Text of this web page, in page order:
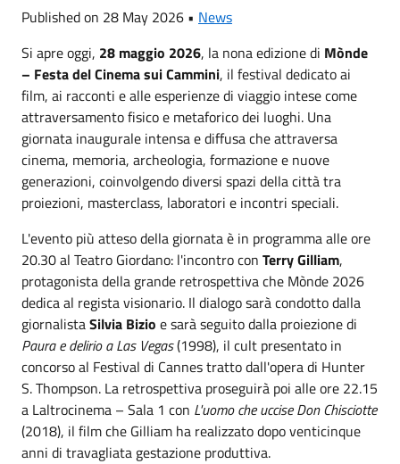
Published on 28 May 2026 • News
Si apre oggi, 28 maggio 2026, la nona edizione di Mònde
– Festa del Cinema sui Cammini, il festival dedicato ai
film, ai racconti e alle esperienze di viaggio intese come
attraversamento fisico e metaforico dei luoghi. Una
giornata inaugurale intensa e diffusa che attraversa
cinema, memoria, archeologia, formazione e nuove
generazioni, coinvolgendo diversi spazi della città tra
proiezioni, masterclass, laboratori e incontri speciali.
L'evento più atteso della giornata è in programma alle ore
20.30 al Teatro Giordano: l'incontro con Terry Gilliam,
protagonista della grande retrospettiva che Mònde 2026
dedica al regista visionario. Il dialogo sarà condotto dalla
giornalistaSilvia Bizio e sarà seguito dalla proiezione di
Paura e delirio a Las Vegas(1998), il cult presentato in
concorso al Festival di Cannes tratto dall'opera di Hunter
S. Thompson. La retrospettiva proseguirà poi alle ore 22.15
a Laltrocinema – Sala 1 con L'uomo che uccise Don Chisciotte
(2018), il film che Gilliam ha realizzato dopo venticinque
anni di travagliata gestazione produttiva.